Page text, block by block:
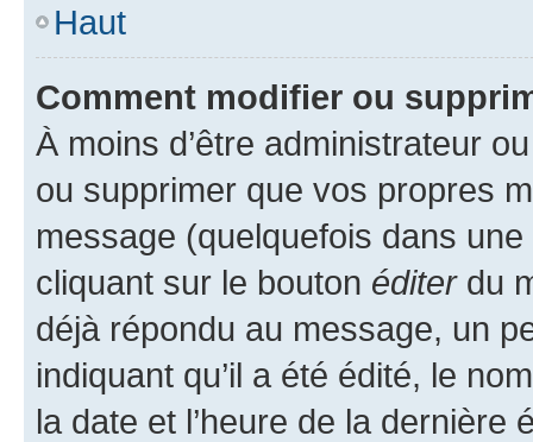
Haut
Comment modifier ou
À moins d’être administrateur
ou supprimer que vos propres
message (quelquefois dans
cliquant sur le bouton éditerdu
déjà répondu au message, un
indiquant qu’il a été édité, le
la date et l’heure de la dernière